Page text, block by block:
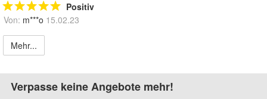
Positiv
Von: m***o 15.02.23
Mehr...
Verpasse keine Angebote mehr!